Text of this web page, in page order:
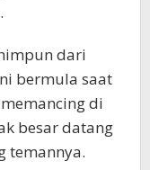
dari
bermula saat
di
besar datang
temannya.